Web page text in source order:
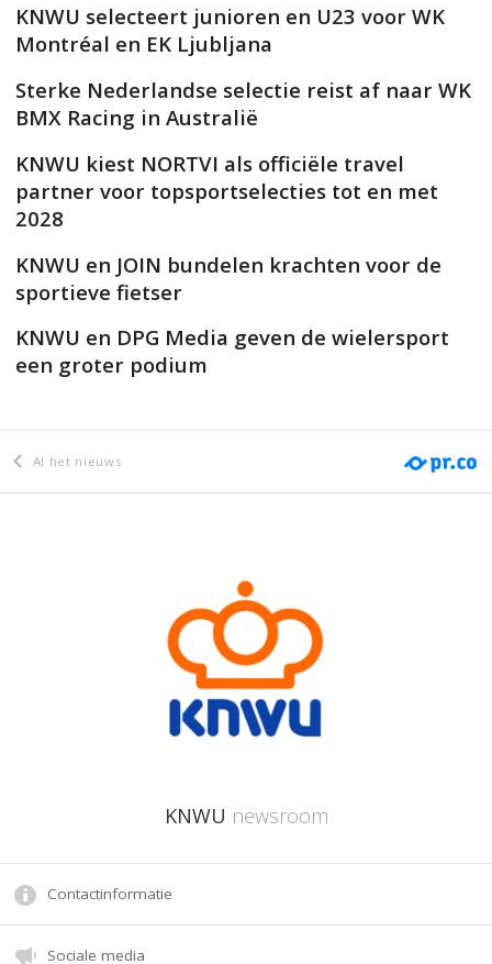
KNWU selecteert junioren en U23 voor WK
Montréal en EK Ljubljana
Sterke Nederlandse selectie reist af naar WK
BMX Racing in Australië
KNWU kiest NORTVI als officiële travel
partner voor topsportselecties tot en met
2028
KNWU en JOIN bundelen krachten voor de
sportieve fietser
KNWU en DPG Media geven de wielersport
een groter podium
Al het nieuws
KNWU newsroom
Contactinformatie
Sociale media